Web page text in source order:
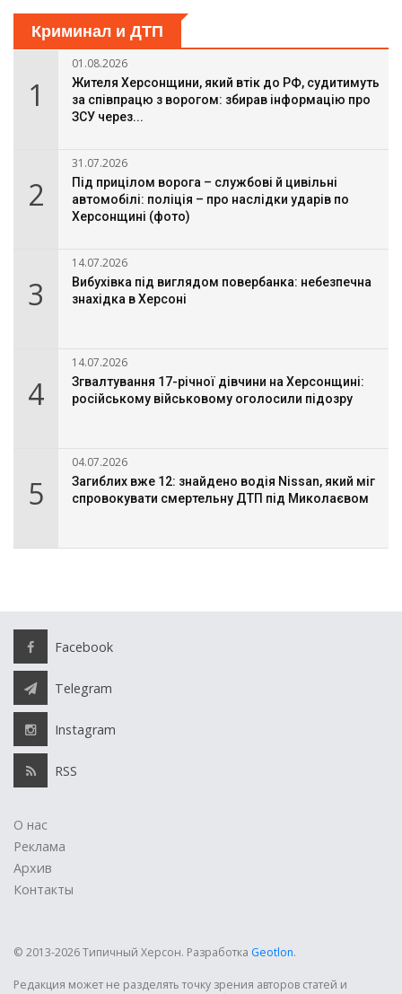
Криминал и ДТП
1
01.08.2026
Жителя Херсонщини, який втік до РФ, судитимуть
за співпрацю з ворогом: збирав інформацію про
ЗСУ через...
2
31.07.2026
Під прицілом ворога – службові й цивільні
автомобілі: поліція – про наслідки ударів по
Херсонщині (фото)
3
14.07.2026
Вибухівка під виглядом повербанка: небезпечна
знахідка в Херсоні
4
14.07.2026
Згвалтування 17-річної дівчини на Херсонщині:
російському військовому оголосили підозру
5
04.07.2026
Загиблих вже 12: знайдено водія Nissan, який міг
спровокувати смертельну ДТП під Миколаєвом
Facebook
Telegram
Instagram
RSS
О нас
Реклама
Архив
Контакты
© 2013-2026 Типичный Херсон. Разработка Geotlon.
Редакция может не разделять точку зрения авторов статей и